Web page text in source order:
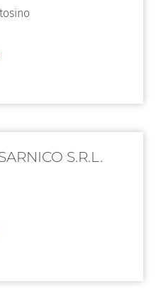
S.R.L.